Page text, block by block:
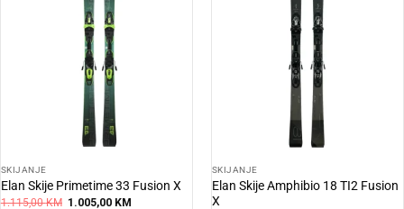
SKIJANJE
Elan Skije Primetime 33 Fusion X
1.115,00KM Original
1.005,00 KM
SKIJANJE
Elan Skije Amphibio 18 TI2 Fusion
X